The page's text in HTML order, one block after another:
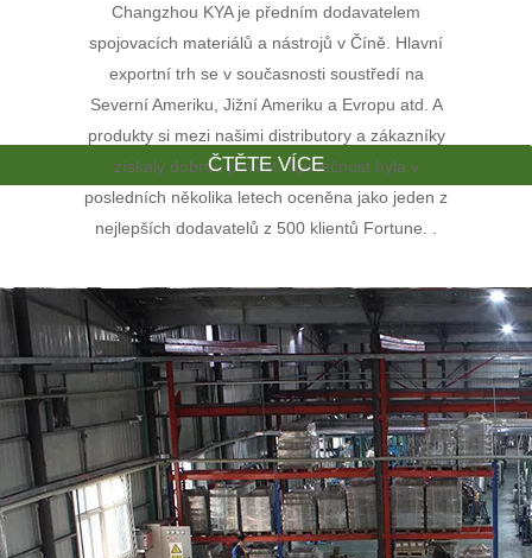
Changzhou KYA je předním dodavatelem
spojovacích materiálů a nástrojů v Číně. Hlavní
exportní trh se v současnosti soustředí na
Severní Ameriku, Jižní Ameriku a Evropu atd. A
produkty si mezi našimi distributory a zákazníky
získaly dobrou pověst. Společnost byla v
posledních několika letech oceněna jako jeden z
nejlepších dodavatelů z 500 klientů Fortune. .
ČTĚTE VÍCE